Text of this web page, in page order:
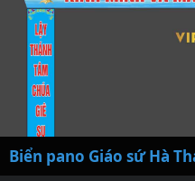
Biển pano Giáo sứ Hà